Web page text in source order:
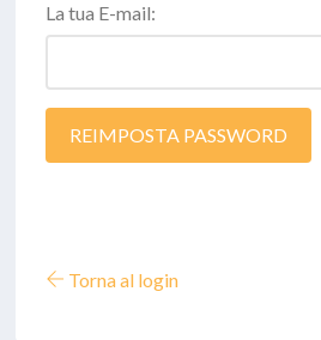
La tua E-mail:
REIMPOSTA PASSWORD
Torna al login